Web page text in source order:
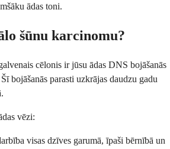
ādas toni.
šūnu karcinomu?
cēlonis ir jūsu ādas DNS bojāšanās
bojāšanās parasti uzkrājas daudzu gadu
vēzi:
visas dzīves garumā, īpaši bērnībā un